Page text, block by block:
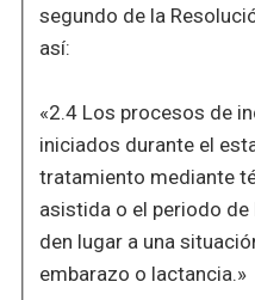
segundo de la
así:
«2.4 Los procesos de
iniciados durante el
tratamiento mediante
asistida o el periodo de
den lugar a una
embarazo o lactancia.»